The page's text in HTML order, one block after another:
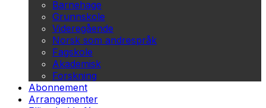
Barnehage
Grunnskole
Videregående
Norsk som andrespråk
Fagskole
Akademisk
Forskning
Abonnement
Arrangementer